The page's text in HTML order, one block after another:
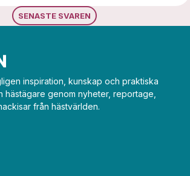
SENASTE SVAREN
inspiration, kunskap och praktiska
hästägare genom nyheter, reportage,
från hästvärlden.